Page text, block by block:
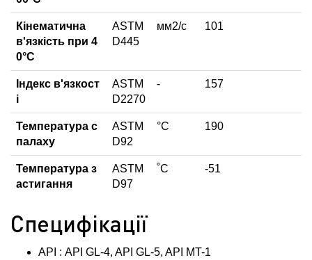
Кінематична
в'язкість при 4
0°С
ASTM
D445
мм2/с 101
Індекс в'язкост
і
ASTM
D2270
- 157
Температура с
палаху
ASTM
D92
°C 190
Температура з
астигання
ASTM
D97
˚С -51
Специфікації
API : API GL-4, API GL-5, API MT-1